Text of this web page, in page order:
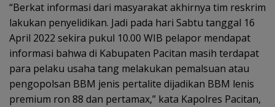
“Berkat informasi dari masyarakat akhirnya tim reskrim
lakukan penyelidikan. Jadi pada hari Sabtu tanggal 16
April 2022 sekira pukul 10.00 WIB pelapor mendapat
informasi bahwa di Kabupaten Pacitan masih terdapat
para pelaku usaha tang melakukan pemalsuan atau
pengopolsan BBM jenis pertalite dijadikan BBM lenis
premium ron 88 dan pertamax,” kata Kapolres Pacitan,